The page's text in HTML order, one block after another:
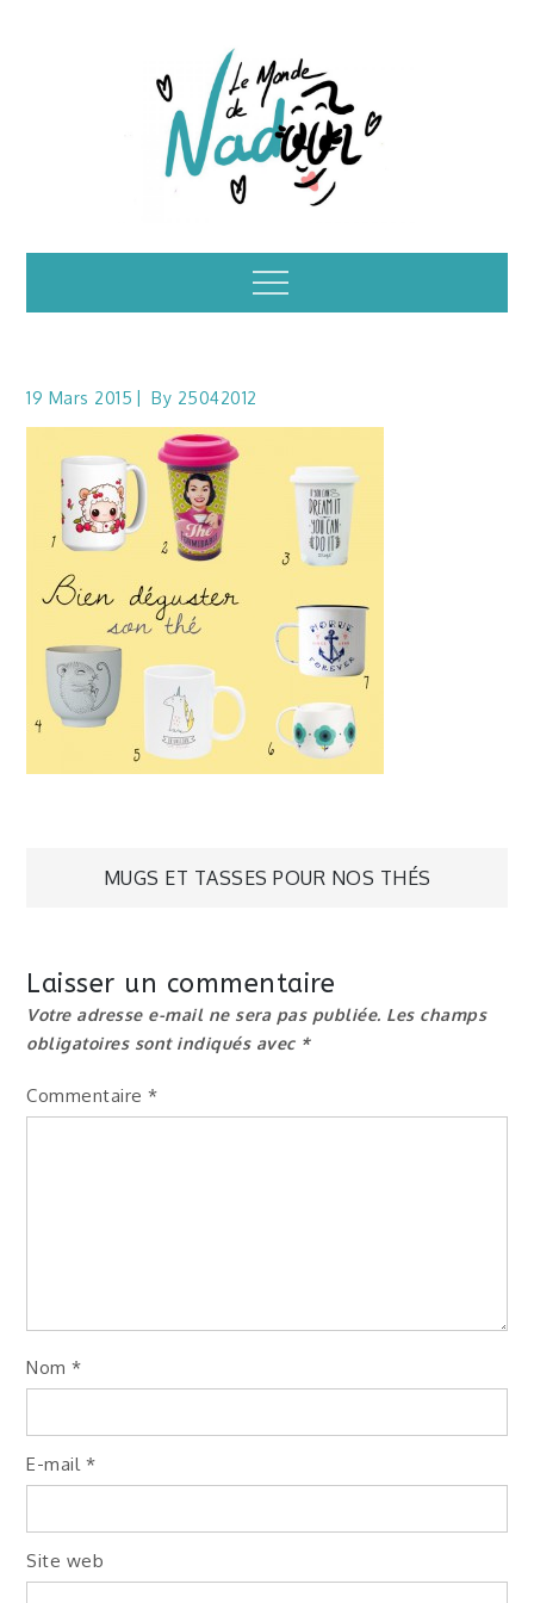
Illustrations – le
monde de Nadoo
Menu
19 Mars 2015 By 25042012
Navigation
l’article
MUGS ET TASSES POUR NOS THÉS
Laisser un commentaire
Votre adresse e-mail ne sera pas publiée. Les champs
obligatoires sont indiqués avec *
Commentaire*
Nom*
E-mail *
Site web